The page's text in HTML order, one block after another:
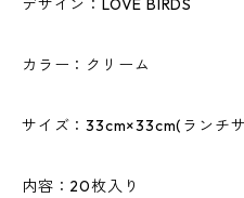
デザイン：LOVE BIRDS
カラー：クリーム
サイズ：33cm×33cm(ランチ
内容：20枚入り